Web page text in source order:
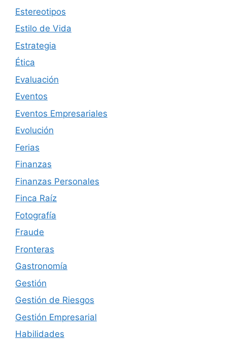
Estereotipos
Estilo de Vida
Estrategia
Ética
Evaluación
Eventos
Eventos Empresariales
Evolución
Ferias
Finanzas
Finanzas Personales
Finca Raíz
Fotografía
Fraude
Fronteras
Gastronomía
Gestión
Gestión de Riesgos
Gestión Empresarial
Habilidades